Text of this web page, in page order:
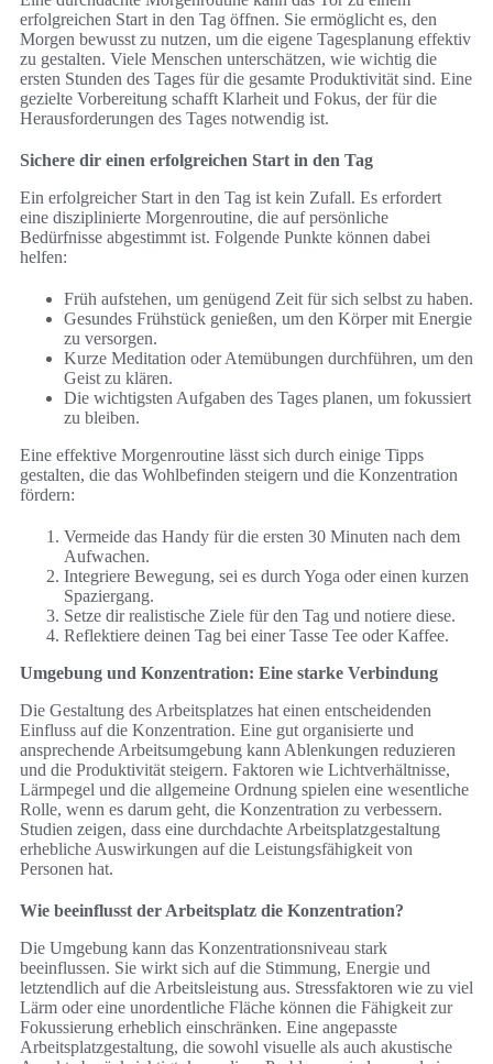
erfolgreichen Start in den Tag öffnen. Sie ermöglicht es, den
Morgen bewusst zu nutzen, um die eigene Tagesplanung effektiv
zu gestalten. Viele Menschen unterschätzen, wie wichtig die
ersten Stunden des Tages für die gesamte Produktivität sind. Eine
gezielte Vorbereitung schafft Klarheit und Fokus, der für die
Herausforderungen des Tages notwendig ist.
Sichere dir einen erfolgreichen Start in den Tag
Ein erfolgreicher Start in den Tag ist kein Zufall. Es erfordert
eine disziplinierte Morgenroutine, die auf persönliche
Bedürfnisse abgestimmt ist. Folgende Punkte können dabei
helfen:
Früh aufstehen, um genügend Zeit für sich selbst zu haben.
Gesundes Frühstück genießen, um den Körper mit Energie
zu versorgen.
Kurze Meditation oder Atemübungen durchführen, um den
Geist zu klären.
Die wichtigsten Aufgaben des Tages planen, um fokussiert
zu bleiben.
Eine effektive Morgenroutine lässt sich durch einige Tipps
gestalten, die das Wohlbefinden steigern und die Konzentration
fördern:
Vermeide das Handy für die ersten 30 Minuten nach dem
Aufwachen.
Integriere Bewegung, sei es durch Yoga oder einen kurzen
Spaziergang.
Setze dir realistische Ziele für den Tag und notiere diese.
Reflektiere deinen Tag bei einer Tasse Tee oder Kaffee.
Umgebung und Konzentration: Eine starke Verbindung
Die Gestaltung des Arbeitsplatzes hat einen entscheidenden
Einfluss auf die Konzentration. Eine gut organisierte und
ansprechende Arbeitsumgebung kann Ablenkungen reduzieren
und die Produktivität steigern. Faktoren wie Lichtverhältnisse,
Lärmpegel und die allgemeine Ordnung spielen eine wesentliche
Rolle, wenn es darum geht, die Konzentration zu verbessern.
Studien zeigen, dass eine durchdachte Arbeitsplatzgestaltung
erhebliche Auswirkungen auf die Leistungsfähigkeit von
Personen hat.
Wie beeinflusst der Arbeitsplatz die Konzentration?
Die Umgebung kann das Konzentrationsniveau stark
beeinflussen. Sie wirkt sich auf die Stimmung, Energie und
letztendlich auf die Arbeitsleistung aus. Stressfaktoren wie zu viel
Lärm oder eine unordentliche Fläche können die Fähigkeit zur
Fokussierung erheblich einschränken. Eine angepasste
Arbeitsplatzgestaltung, die sowohl visuelle als auch akustische